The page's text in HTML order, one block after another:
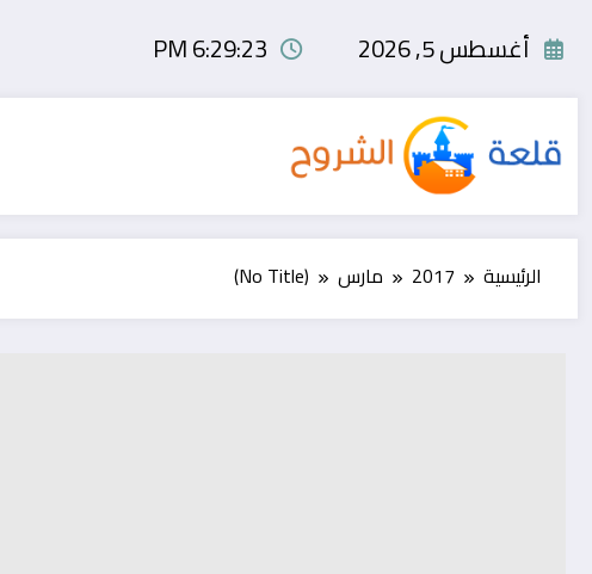
أغسطس 5, 2026 6:29:23 PM
الرئيسية 2017 مارس (No Title)